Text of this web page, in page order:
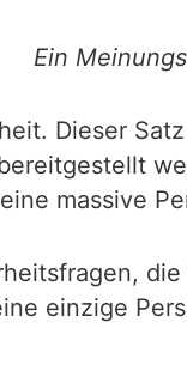
Ein
Dieser
massive
einzige